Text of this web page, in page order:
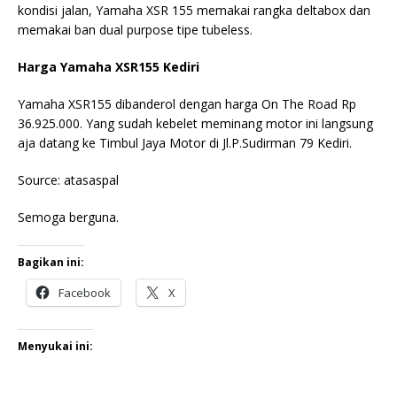
kondisi jalan, Yamaha XSR 155 memakai rangka deltabox dan
memakai ban dual purpose tipe tubeless.
Harga Yamaha XSR155 Kediri
Yamaha XSR155 dibanderol dengan harga On The Road Rp
36.925.000. Yang sudah kebelet meminang motor ini langsung
aja datang ke Timbul Jaya Motor di Jl.P.Sudirman 79 Kediri.
Source: atasaspal
Semoga berguna.
Bagikan ini:
Facebook X
Menyukai ini: